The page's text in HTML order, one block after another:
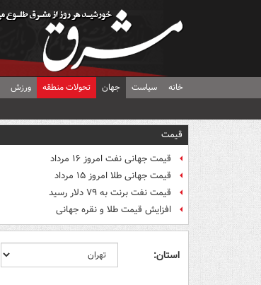
خانه سیاست جهان تحولات منطقه ورزش
قیمت
قیمت جهانی نفت امروز ۱۶ مرداد
قیمت جهانی طلا امروز ۱۵ مرداد
قیمت نفت برنت به ۷۹ دلار رسید
افزایش قیمت طلا و نقره جهانی
استان: